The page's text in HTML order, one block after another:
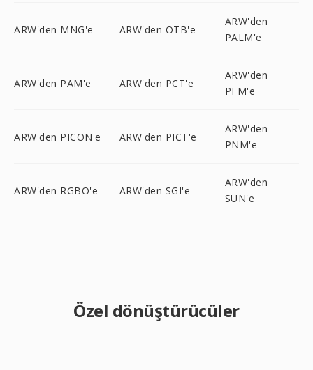
ARW'den MNG'e ARW'den OTB'e
ARW'den
PALM'e
ARW'den PAM'e ARW'den PCT'e
ARW'den
PFM'e
ARW'den PICON'e ARW'den PICT'e
ARW'den
PNM'e
ARW'den RGBO'e ARW'den SGI'e
ARW'den
SUN'e
Özel dönüştürücüler